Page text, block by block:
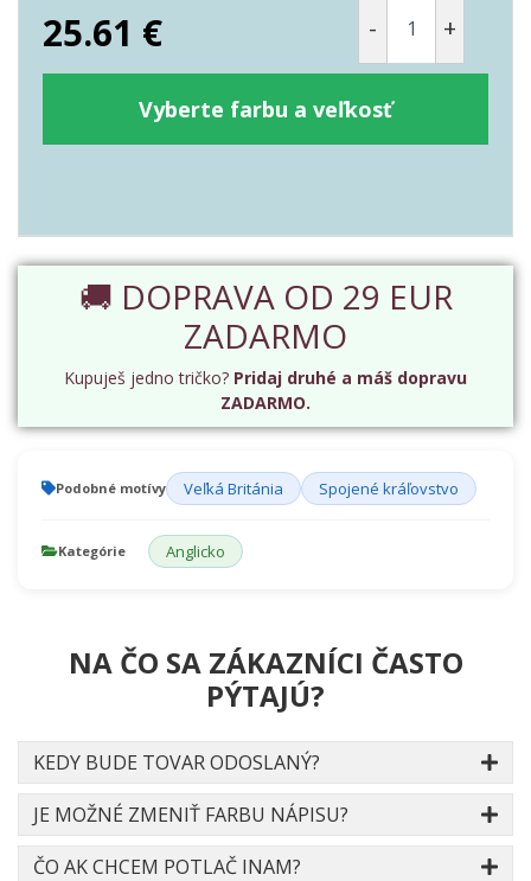
25.61 € - +
Vyberte farbu a veľkosť
🚚 DOPRAVA OD 29 EUR
ZADARMO
Kupuješ jedno tričko? Pridaj druhé a máš dopravu
ZADARMO.
Podobné motívy Veľká Británia Spojené kráľovstvo
Kategórie Anglicko
NA ČO SA ZÁKAZNÍCI ČASTO
PÝTAJÚ?
KEDY BUDE TOVAR ODOSLANÝ?
JE MOŽNÉ ZMENIŤ FARBU NÁPISU?
ČO AK CHCEM POTLAČ INAM?